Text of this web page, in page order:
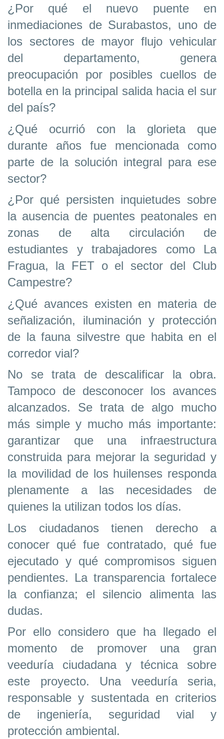
¿Por qué el nuevo puente en
inmediaciones de Surabastos, uno de
los sectores de mayor flujo vehicular
del departamento, genera
preocupación por posibles cuellos de
botella en la principal salida hacia el sur
del país?
¿Qué ocurrió con la glorieta que
durante años fue mencionada como
parte de la solución integral para ese
sector?
¿Por qué persisten inquietudes sobre
la ausencia de puentes peatonales en
zonas de alta circulación de
estudiantes y trabajadores como La
Fragua, la FET o el sector del Club
Campestre?
¿Qué avances existen en materia de
señalización, iluminación y protección
de la fauna silvestre que habita en el
corredor vial?
No se trata de descalificar la obra.
Tampoco de desconocer los avances
alcanzados. Se trata de algo mucho
más simple y mucho más importante:
garantizar que una infraestructura
construida para mejorar la seguridad y
la movilidad de los huilenses responda
plenamente a las necesidades de
quienes la utilizan todos los días.
Los ciudadanos tienen derecho a
conocer qué fue contratado, qué fue
ejecutado y qué compromisos siguen
pendientes. La transparencia fortalece
la confianza; el silencio alimenta las
dudas.
Por ello considero que ha llegado el
momento de promover una gran
veeduría ciudadana y técnica sobre
este proyecto. Una veeduría seria,
responsable y sustentada en criterios
de ingeniería, seguridad vial y
protección ambiental.